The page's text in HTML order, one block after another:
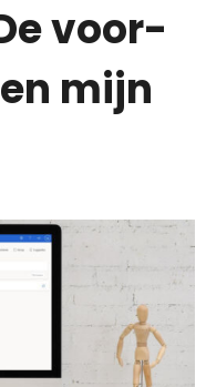
voor-
mijn